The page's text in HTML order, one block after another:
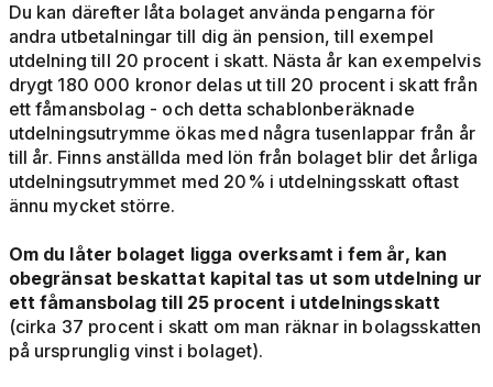
Du kan därefter låta bolaget använda pengarna för
andra utbetalningar till dig än pension, till exempel
utdelning till 20 procent i skatt. Nästa år kan exempelvis
drygt 180 000 kronor delas ut till 20 procent i skatt från
ett fåmansbolag - och detta schablonberäknade
utdelningsutrymme ökas med några tusenlappar från år
till år. Finns anställda med lön från bolaget blir det årliga
utdelningsutrymmet med 20% i utdelningsskatt oftast
ännu mycket större.
Om du låter bolaget ligga overksamt i fem år, kan
obegränsat beskattat kapital tas ut som utdelning ur
ett fåmansbolag till 25 procent i utdelningsskatt
(cirka 37 procent i skatt om man räknar in bolagsskatten
på ursprunglig vinst i bolaget).